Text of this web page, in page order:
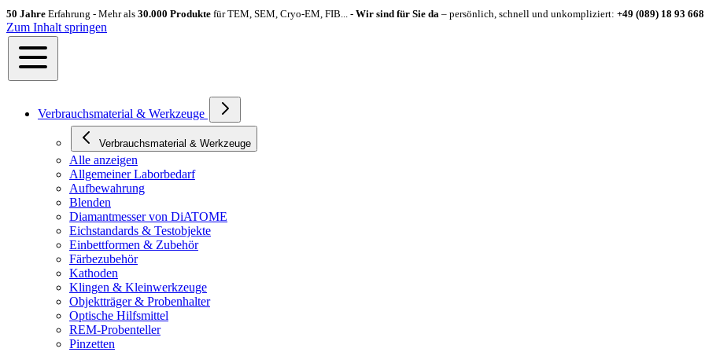
50 Jahre Erfahrung - Mehr als 30.000 Produkte für TEM, SEM, Cryo-EM, FIB... - Wir sind für Sie da – persönlich, schnell und unkompliziert: +49 (089) 18 93
Zum Inhalt springen
Verbrauchsmaterial & Werkzeuge
Verbrauchsmaterial & Werkzeuge
Alle anzeigen
Allgemeiner Laborbedarf
Aufbewahrung
Blenden
Diamantmesser von DiATOME
Eichstandards & Testobjekte
Einbettformen & Zubehör
Färbezubehör
Kathoden
Klingen & Kleinwerkzeuge
Objektträger & Probenhalter
Optische Hilfsmittel
REM-Probenteller
Pinzetten